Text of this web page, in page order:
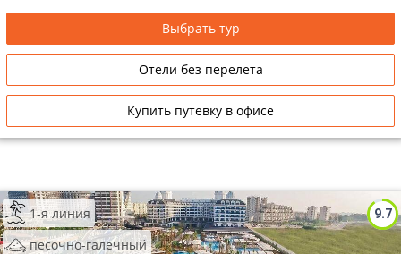
Выбрать тур
Отели без перелета
Купить путевку в офисе
9.7
1-я линия
песочно-галечный